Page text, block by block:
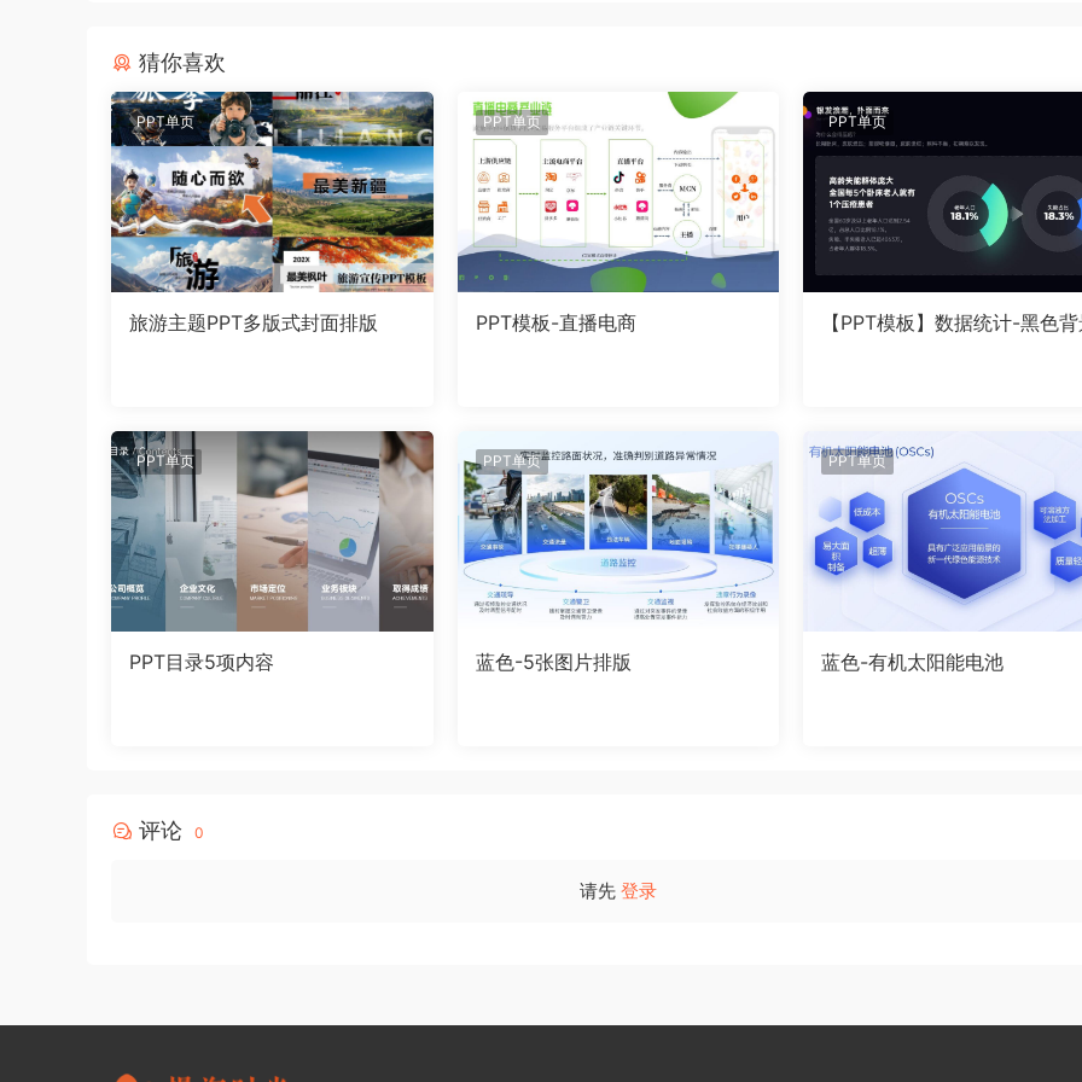
猜你喜欢
PPT单页
旅游主题PPT多版式封面排版
PPT单页
PPT模板-直播电商
PPT单页
【PPT模板】数据统计-黑色
PPT单页
PPT目录5项内容
PPT单页
蓝色-5张图片排版
PPT单页
蓝色-有机太阳能电池
评论 0
请先 登录